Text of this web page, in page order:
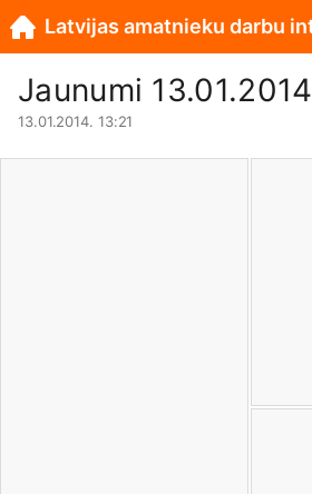
Jaunumi 13.01.2014
13.01.2014. 13:21